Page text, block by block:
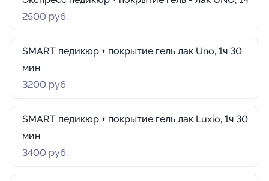
2500 руб.
SMART педикюр + покрытие гель лак Uno, 1ч 30
мин
3200 руб.
SMART педикюр + покрытие гель лак Luxio, 1ч 30
мин
3400 руб.